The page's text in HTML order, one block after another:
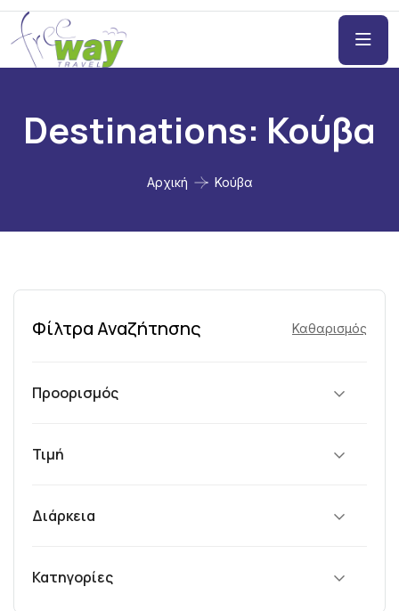
Destinations: Κούβα
Αρχική Κούβα
Φίλτρα Αναζήτησης Καθαρισμός
Προορισμός
Τιμή
Διάρκεια
Κατηγορίες